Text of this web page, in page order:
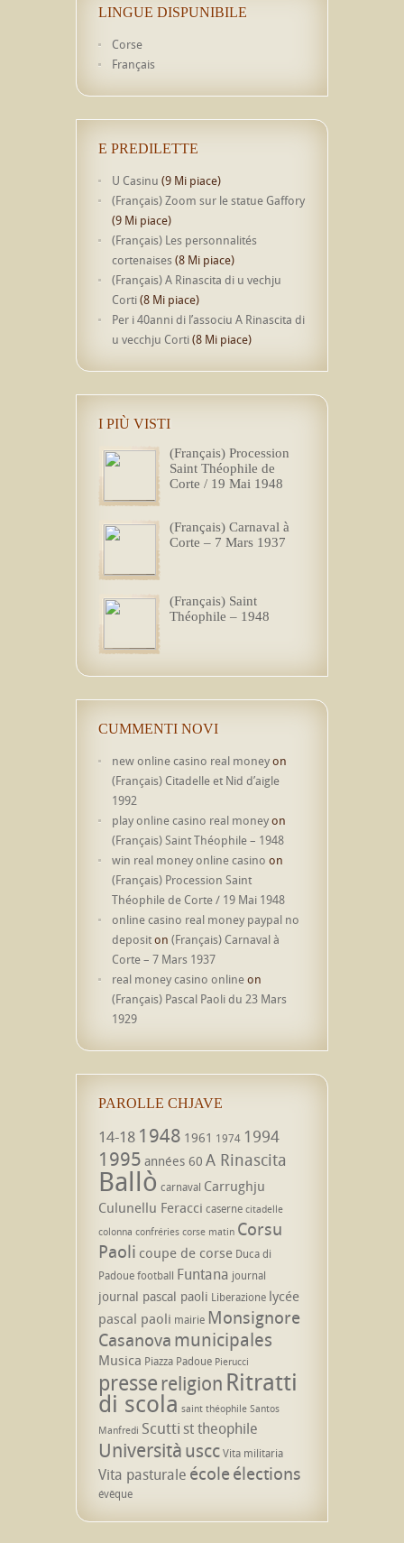
LINGUE DISPUNIBILE
Corse
Français
E PREDILETTE
U Casinu (9 Mi piace)
(Français) Zoom sur le statue Gaffory
(9 Mi piace)
(Français) Les personnalités
cortenaises (8 Mi piace)
(Français) A Rinascita di u vechju
Corti(8 Mi piace)
Per i 40anni di l’associu A Rinascita di
u vecchju Corti(8 Mi piace)
I PIÙ VISTI
(Français) Procession
Saint Théophile de
Corte / 19 Mai 1948
(Français) Carnaval à
Corte – 7 Mars 1937
(Français) Saint
Théophile – 1948
CUMMENTI NOVI
new online casino real moneyon
(Français) Citadelle et Nid d’aigle
1992
play online casino real moneyon
(Français) Saint Théophile – 1948
win real money online casino on
(Français) Procession Saint
Théophile de Corte / 19 Mai 1948
online casino real money paypal no
depositon (Français) Carnaval à
Corte – 7 Mars 1937
real money casino onlineon
(Français) Pascal Paoli du 23 Mars
1929
PAROLLE CHJAVE
14-18 1948 1961 1974 1994
1995 années 60 A Rinascita
Ballò carnaval Carrughju
Culunellu Feracci caserne citadelle
colonna confréries corse matin Corsu
Paoli coupe de corse Duca di
Padouefootball Funtana journal
journal pascal paoli Liberazione lycée
pascal paoli mairie Monsignore
Casanova municipales
Musica Piazza Padoue Pierucci
pressereligion Ritratti
di scola saint théophile Santos
Manfredi Scuttist theophile
UniversitàusccVita militaria
Vita pasturale écoleélections
évêque